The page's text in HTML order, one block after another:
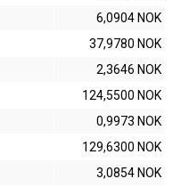
6,0904 NOK
37,9780 NOK
2,3646 NOK
124,5500 NOK
0,9973 NOK
129,6300 NOK
3,0854 NOK